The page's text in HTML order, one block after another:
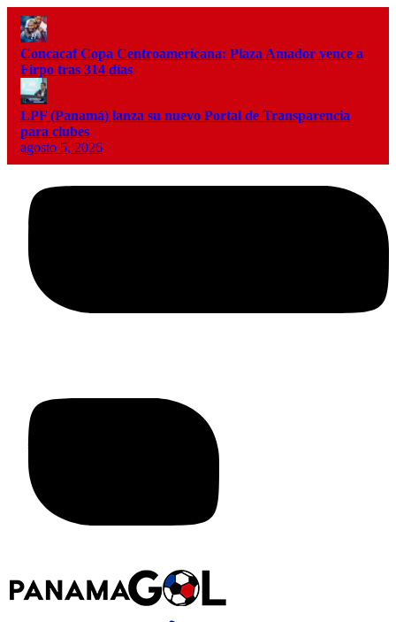
Concacaf Copa Centroamericana: Plaza Amador vence a
Firpo tras 314 días
LPF (Panamá) lanza su nuevo Portal de Transparencia
para clubes
agosto 5, 2026